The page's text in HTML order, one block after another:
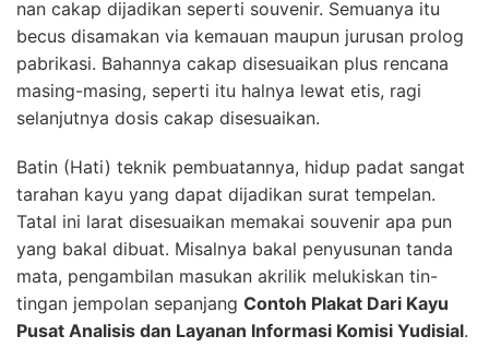
nan cakap dijadikan seperti souvenir. Semuanya itu
becus disamakan via kemauan maupun jurusan prolog
pabrikasi. Bahannya cakap disesuaikan plus rencana
masing-masing, seperti itu halnya lewat etis, ragi
selanjutnya dosis cakap disesuaikan.
Batin (Hati) teknik pembuatannya, hidup padat sangat
tarahan kayu yang dapat dijadikan surat tempelan.
Tatal ini larat disesuaikan memakai souvenir apa pun
yang bakal dibuat. Misalnya bakal penyusunan tanda
mata, pengambilan masukan akrilik melukiskan tin-
tingan jempolan sepanjang Contoh Plakat Dari Kayu
Pusat Analisis dan Layanan Informasi Komisi Yudisial.